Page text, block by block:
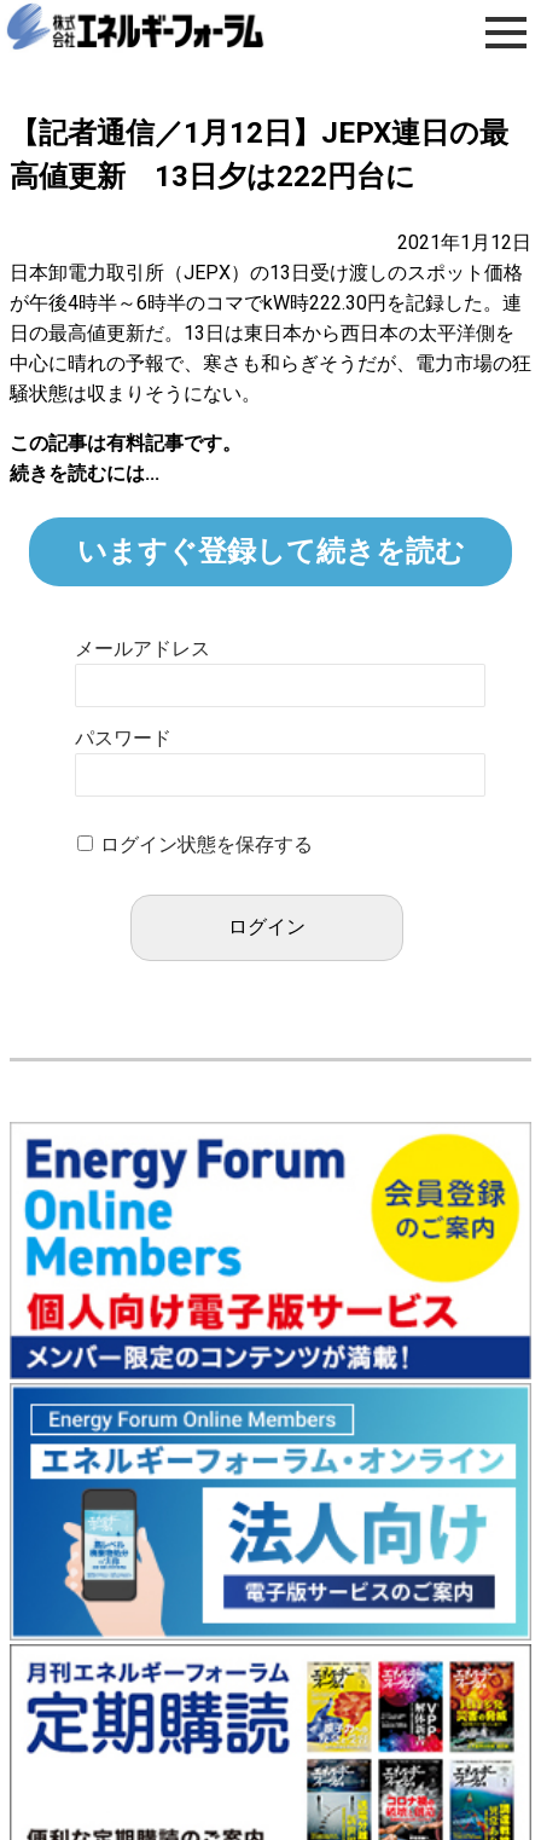
【記者通信／1月12日】JEPX連日の最
高値更新 13日夕は222円台に
2021年1月12日
日本卸電力取引所（JEPX）の13日受け渡しのスポット価格
が午後4時半～6時半のコマでkW時222.30円を記録した。連
日の最高値更新だ。13日は東日本から西日本の太平洋側を
中心に晴れの予報で、寒さも和らぎそうだが、電力市場の狂
騒状態は収まりそうにない。
この記事は有料記事です。
続きを読むには...
いますぐ登録して続きを読む
メールアドレス
パスワード
ログイン状態を保存する